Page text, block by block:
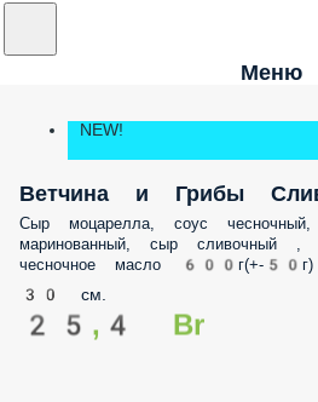
Меню
NEW!
Ветчина и Грибы
Сыр моцарелла, соус
маринованный, сыр сливочный ,
чесночное масло 600г(+-50г)
30 см.
25,4 Br